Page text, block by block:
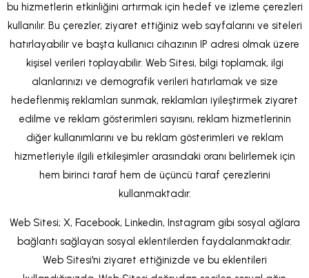
bu hizmetlerin etkinliğini artırmak için hedef ve izleme çerezleri
kullanılır. Bu çerezler, ziyaret ettiğiniz web sayfalarını ve siteleri
hatırlayabilir ve başta kullanıcı cihazının IP adresi olmak üzere
kişisel verileri toplayabilir. Web Sitesi, bilgi toplamak, ilgi
alanlarınızı ve demografik verileri hatırlamak ve size
hedeflenmiş reklamları sunmak, reklamları iyileştirmek ziyaret
edilme ve reklam gösterimleri sayısını, reklam hizmetlerinin
diğer kullanımlarını ve bu reklam gösterimleri ve reklam
hizmetleriyle ilgili etkileşimler arasındaki oranı belirlemek için
hem birinci taraf hem de üçüncü taraf çerezlerini
kullanmaktadır.
Web Sitesi; X, Facebook, Linkedin, Instagram gibi sosyal ağlara
bağlantı sağlayan sosyal eklentilerden faydalanmaktadır.
Web Sitesi'ni ziyaret ettiğinizde ve bu eklentileri